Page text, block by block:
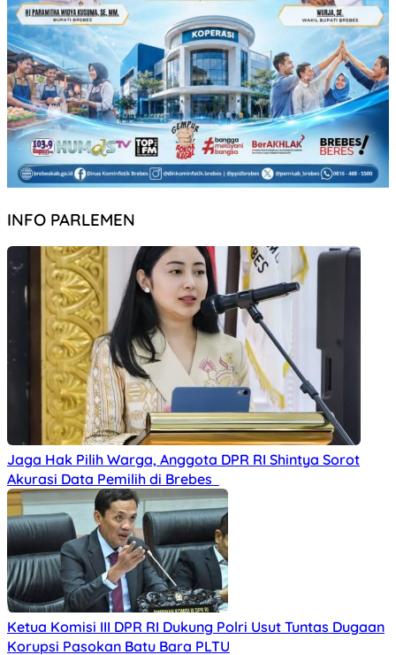
INFO PARLEMEN
Jaga Hak Pilih Warga, Anggota DPR RI Shintya Sorot
Akurasi Data Pemilih di Brebes
Ketua Komisi III DPR RI Dukung Polri Usut Tuntas Dugaan
Korupsi Pasokan Batu Bara PLTU